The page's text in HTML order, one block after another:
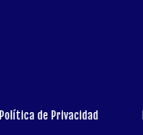
Política de Privacidad